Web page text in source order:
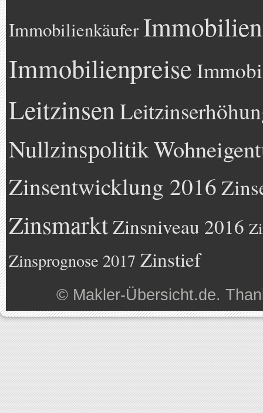
Immobilienkäufer
Immobilienpreise
Leitzinsen
Nullzinspolitik
Zinsentwicklung 2016
Zinsmarkt Zinsniveau 2016
Zinsprognose 2017 Zinstief
© Makler-Übersicht.de.